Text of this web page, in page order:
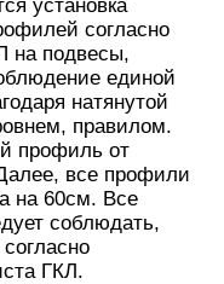
установка
согласно
на подвесы,
единой
натянутой
правилом.
профиль от
все профили
на 60см. Все
соблюдать,
ГКЛ.